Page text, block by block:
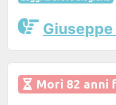
Morì 82 anni